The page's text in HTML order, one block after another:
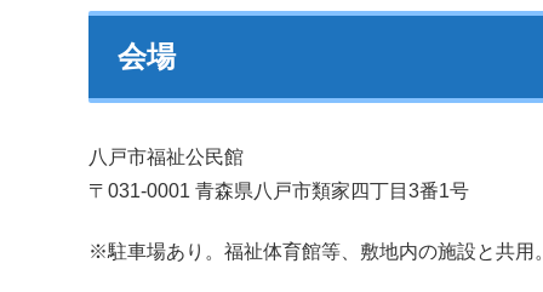
会場
八戸市福祉公民館
〒031-0001 青森県八戸市類家四丁目3番1号
※駐車場あり。福祉体育館等、敷地内の施設と共用